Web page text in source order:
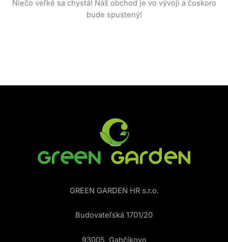
Niečo veľké sa chystá! Náš obchod je vo vývoji a čoskoro
bude spustený!
GREEN GARDEN HR s.r.o.
Budovateľská 1701/20
93005, Gabčíkovo